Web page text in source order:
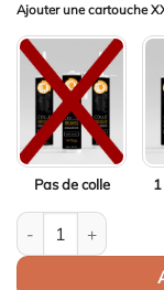
Ajouter une cartouche
Pas de colle
quantité de Aileron